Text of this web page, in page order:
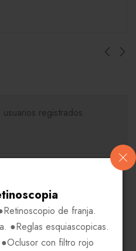
de franja.
●Reglas esquiascopicas.
con filtro rojo
registrados.